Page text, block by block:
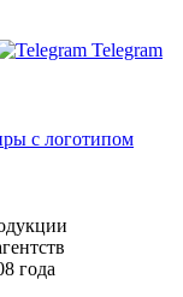
Telegram
года